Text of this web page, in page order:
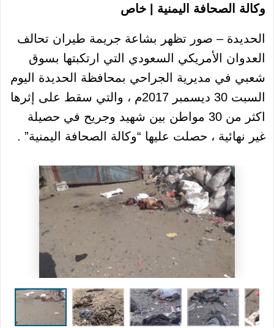
وكالة الصحافة اليمنية | خاص
الحديدة – صور تظهر بشاعة جريمة طيران تحالف
العدوان الأمريكي السعودي التي ارتكبتها بسوق
شعبي في مديرية الجراحي بمحافظة الحديدة اليوم
السبت 30 ديسمبر 2017م ، والتي سقط على إثرها
اكثر من 30 مواطن بين شهيد وجريح في حصيلة
غير نهائية ، حصلت عليها “وكالة الصحافة اليمنية” .